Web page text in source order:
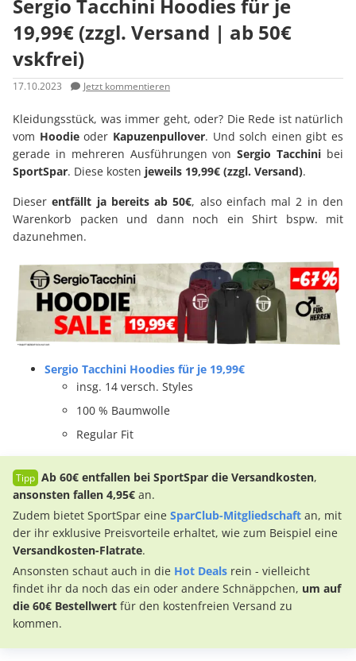
Sergio Tacchini Hoodies für je
19,99€ (zzgl. Versand | ab 50€
vskfrei)
17.10.2023 Jetzt kommentieren
Kleidungsstück, was immer geht, oder? Die Rede ist natürlich
vom Hoodieoder Kapuzenpullover. Und solch einen gibt es
gerade in mehreren Ausführungen vonSergio Tacchini bei
SportSpar. Diese kosten jeweils 19,99€ (zzgl. Versand).
Dieserentfällt ja bereits ab 50€, also einfach mal 2 in den
Warenkorb packen und dann noch ein Shirt bspw. mit
dazunehmen.
Sergio Tacchini Hoodies für je 19,99€
insg. 14 versch. Styles
100 % Baumwolle
Regular Fit
Ab 60€ entfallen bei SportSpar die Versandkosten,
ansonsten fallen 4,95€ an.
Zudem bietet SportSpar eine SparClub-Mitgliedschaft an, mit
der ihr exklusive Preisvorteile erhaltet, wie zum Beispiel eine
Versandkosten-Flatrate.
Ansonsten schaut auch in die Hot Deals rein - vielleicht
findet ihr da noch das ein oder andere Schnäppchen, um auf
die 60€ Bestellwert für den kostenfreien Versand zu
kommen.